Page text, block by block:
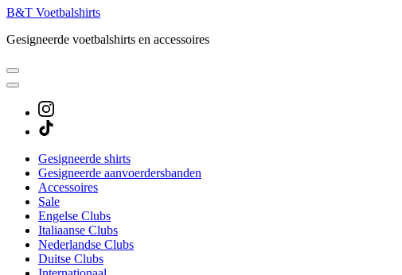
B&T Voetbalshirts
Gesigneerde voetbalshirts en accessoires
Gesigneerde shirts
Gesigneerde aanvoerdersbanden
Accessoires
Sale
Engelse Clubs
Italiaanse Clubs
Nederlandse Clubs
Duitse Clubs